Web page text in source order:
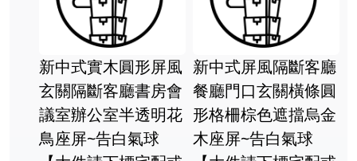
新中式實木圓形屏風
玄關隔斷客廳書房會
議室辦公室半透明花
鳥座屏~告白氣球
新中式屏風隔斷客廳
餐廳門口玄關橫條圓
形格柵棕色遮擋烏金
木座屏~告白氣球